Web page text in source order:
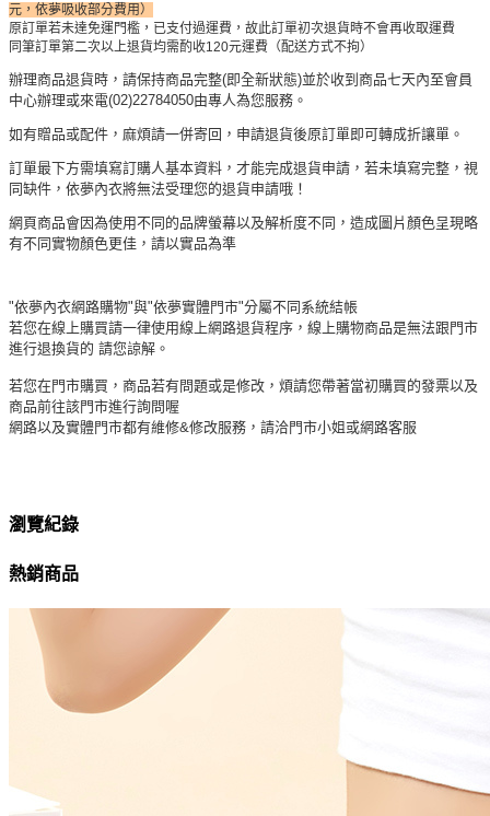
元，依夢吸收部分費用）
原訂單若未達免運門檻，已支付過運費，故此訂單初次退貨時不會再收取運費
同筆訂單第二次以上退貨均需酌收120元運費（配送方式不拘）
辦理商品退貨時，請保持商品完整(即全新狀態)並於收到商品七天內至會員
中心辦理或來電(02)22784050由專人為您服務。
如有贈品或配件，麻煩請一併寄回，申請退貨後原訂單即可轉成折讓單。
訂單最下方需填寫訂購人基本資料，才能完成退貨申請，若未填寫完整，視
同缺件，依夢內衣將無法受理您的退貨申請哦！
網頁商品會因為使用不同的品牌螢幕以及解析度不同，造成圖片顏色呈現略
有不同實物顏色更佳，請以實品為準
"依夢內衣網路購物"與"依夢實體門市"分屬不同系統結帳
若您在線上購買請一律使用線上網路退貨程序，線上購物商品是無法跟門市
進行退換貨的 請您諒解。
若您在門市購買，商品若有問題或是修改，煩請您帶著當初購買的發票以及
商品前往該門市進行詢問喔
網路以及實體門市都有維修&修改服務，請洽門市小姐或網路客服
瀏覽紀錄
熱銷商品